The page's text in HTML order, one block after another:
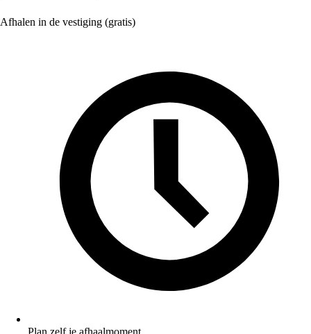
Afhalen in de vestiging (gratis)
Plan zelf je afhaalmoment